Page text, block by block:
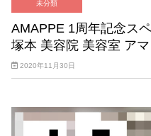
未分類
AMAPPE 1周年記念ス
塚本 美容院 美容室 アマ
2020年11月30日